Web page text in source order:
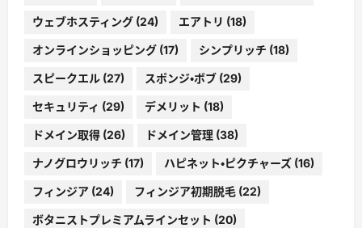
ウェブホスティング (24) エアトリ (18)
オンラインショッピング (17) シンプリッチ (18)
スピークエル (27) スポンジ・ボブ (29)
セキュリティ (29) デメリット (18)
ドメイン取得 (26) ドメイン管理 (38)
ナノグロウリッチ (17) ハピネット・ピクチャーズ (16)
フィンジア (24) フィンジア初期脱毛 (22)
ボタニストプレミアムラインセット (20)